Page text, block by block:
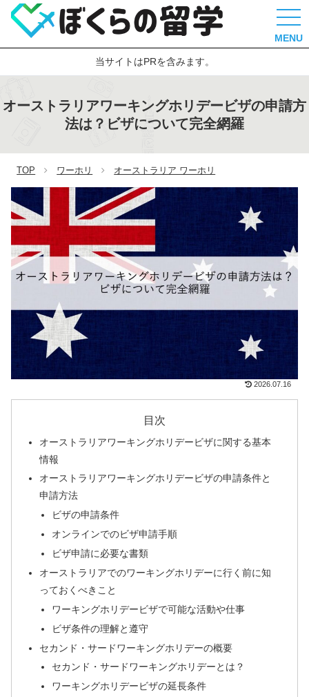
MENU
当サイトはPRを含みます。
オーストラリアワーキングホリデービザの申請方
法は？ビザについて完全網羅
TOP ワーホリ オーストラリア ワーホリ
2026.07.16
目次
オーストラリアワーキングホリデービザに関する基本
情報
オーストラリアワーキングホリデービザの申請条件と
申請方法
ビザの申請条件
オンラインでのビザ申請手順
ビザ申請に必要な書類
オーストラリアでのワーキングホリデーに行く前に知
っておくべきこと
ワーキングホリデービザで可能な活動や仕事
ビザ条件の理解と遵守
セカンド・サードワーキングホリデーの概要
セカンド・サードワーキングホリデーとは？
ワーキングホリデービザの延長条件